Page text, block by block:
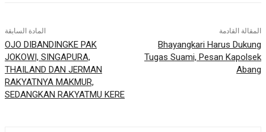
المادة السابقة
OJO DIBANDINGKE PAK
JOKOWI, SINGAPURA,
THAILAND DAN JERMAN
RAKYATNYA MAKMUR,
SEDANGKAN RAKYATMU KERE
المقالة القادمة
Bhayangkari Harus Dukung
Tugas Suami, Pesan Kapolsek
Abang